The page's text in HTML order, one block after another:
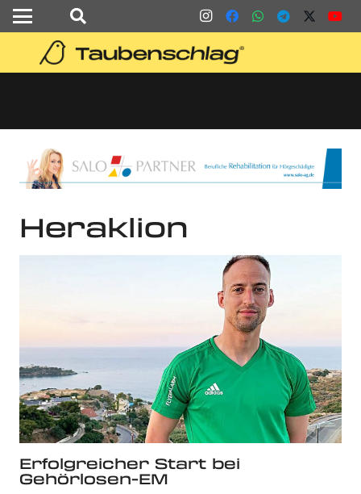
Heraklion
Erfolgreicher Start bei
Gehörlosen-EM